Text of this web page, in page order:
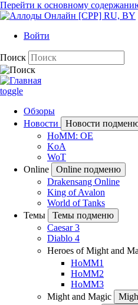
Перейти к основному
Войти
Поиск
toggle
Обзоры
Новости
Новости
HoMM: OE
KoA
WoT
Online
Online подменю
Drakensang Online
King of Avalon
World of Tanks
Темы
Темы подменю
Caesar 3
Diablo 4
Heroes of Might and
HoMM1
HoMM2
HoMM3
Might and Magic